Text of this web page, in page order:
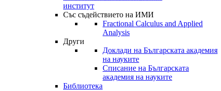
институт
Със съдействието на ИМИ
Fractional Calculus and Applied
Analysis
Други
Доклади на Българската академия
на науките
Списание на Българската
академия на науките
Библиотека